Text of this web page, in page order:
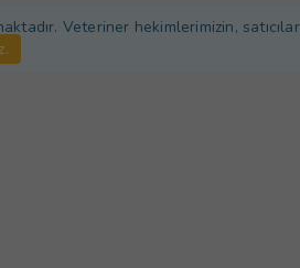
Veteriner hekimlerimizin,